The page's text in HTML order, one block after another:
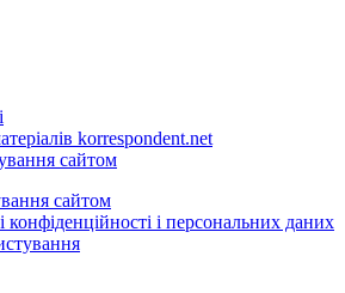
korrespondent.net
сайтом
сайтом
конфіденційності і персональних даних